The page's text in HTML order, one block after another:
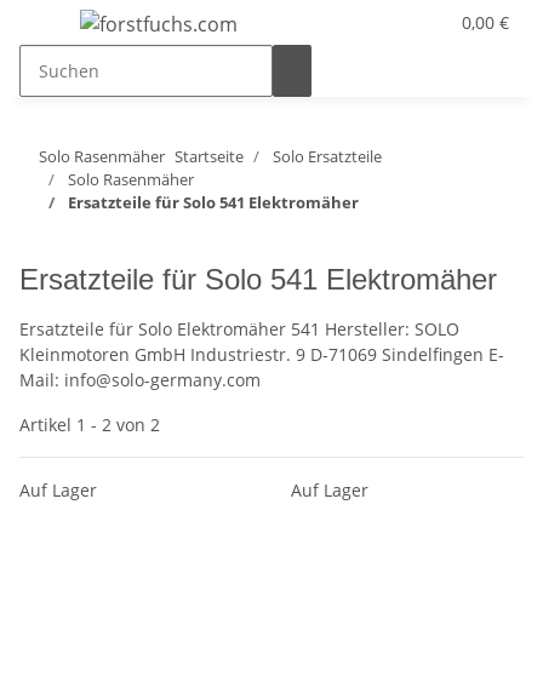
0,00 €
Solo Rasenmäher Startseite
Solo Ersatzteile
Solo Rasenmäher
Ersatzteile für Solo 541 Elektromäher
Ersatzteile für Solo 541 Elektromäher
Ersatzteile für Solo Elektromäher 541 Hersteller: SOLO
Kleinmotoren GmbH Industriestr. 9 D-71069 Sindelfingen E-
Mail: info@solo-germany.com
Artikel 1 - 2 von 2
Auf Lager Auf Lager